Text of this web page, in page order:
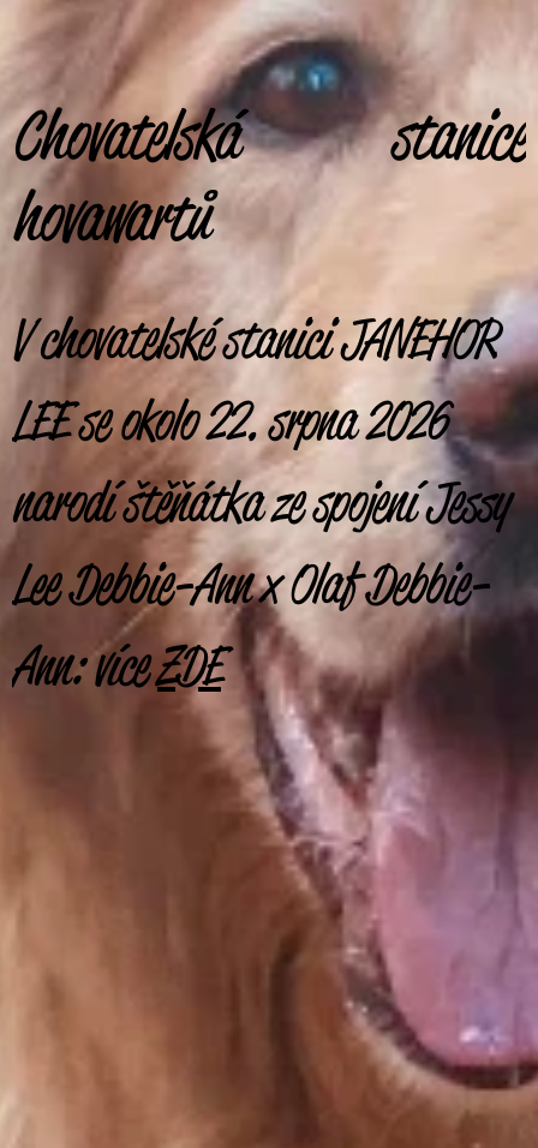
Chovatelská stanice
hovawartů
V chovatelské stanici JANEHOR
LEE se okolo 22. srpna 2026
narodí štěňátka ze spojeníJessy
Lee Debbie-Ann x Olaf Debbie-
Ann: víceZDE